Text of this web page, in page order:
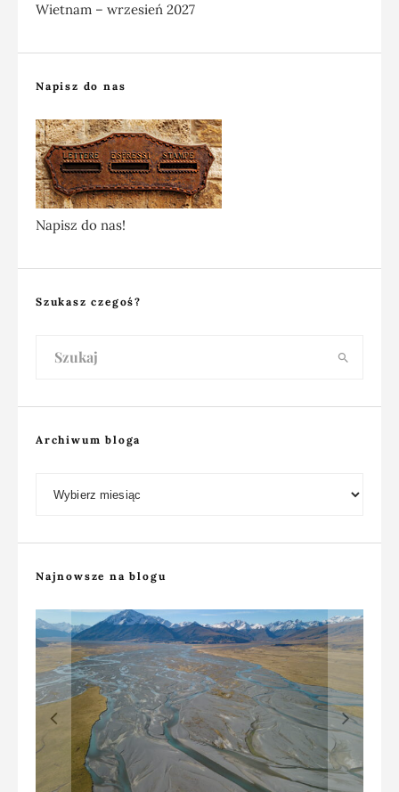
Wietnam – wrzesień 2027
Napisz do nas
Napisz do nas!
Szukasz czegoś?
Archiwum bloga
Najnowsze na blogu
Głębia ostrości w fotografii